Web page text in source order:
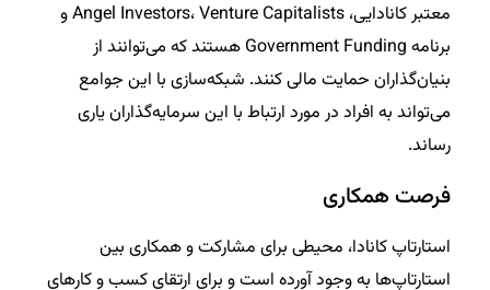
معتبر کانادایی، Angel Investors، Venture Capitalists و
برنامه Government Funding هستند که می‌توانند از
بنیان‌گذاران حمایت مالی کنند. شبکه‌سازی با این جوامع
می‌تواند به افراد در مورد ارتباط با این سرمایه‌گذاران یاری
رساند.
فرصت همکاری
استارتاپ کانادا، محیطی برای مشارکت و همکاری بین
استارتاپ‌ها به وجود آورده است و برای ارتقای کسب و کارهای